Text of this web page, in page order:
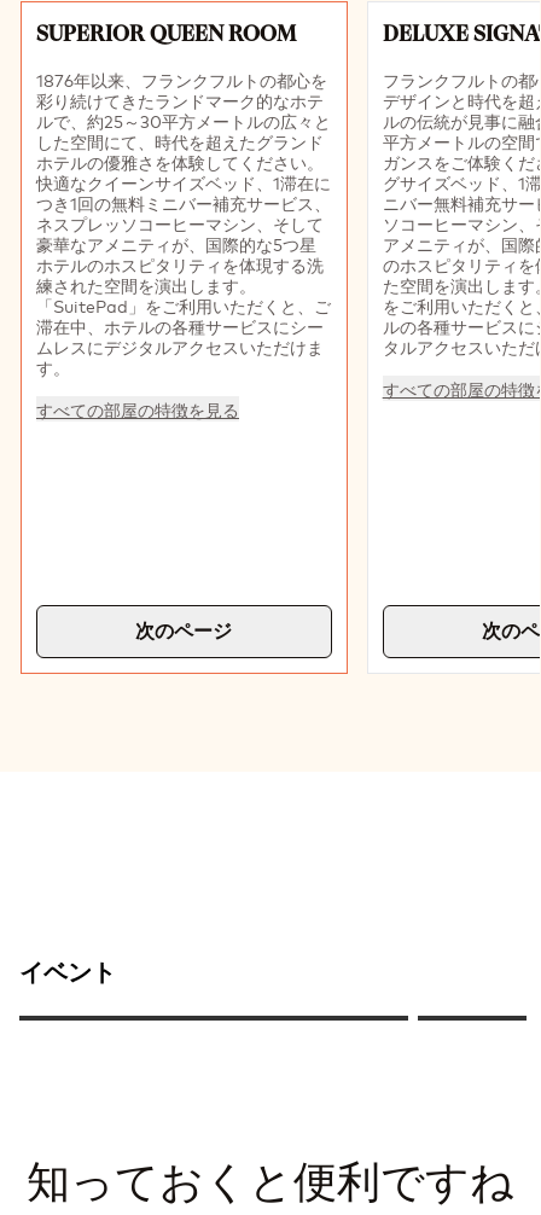
SUPERIOR QUEEN ROOM
1876年以来、フランクフルトの都心を
彩り続けてきたランドマーク的なホテ
ルで、約25～30平方メートルの広々と
した空間にて、時代を超えたグランド
ホテルの優雅さを体験してください。
快適なクイーンサイズベッド、1滞在に
つき1回の無料ミニバー補充サービス、
ネスプレッソコーヒーマシン、そして
豪華なアメニティが、国際的な5つ星
ホテルのホスピタリティを体現する洗
練された空間を演出します。
「SuitePad」をご利用いただくと、ご
滞在中、ホテルの各種サービスにシー
ムレスにデジタルアクセスいただけま
す。
すべての部屋の特徴を見る
次のページ
DELUXE
フランクフルトの
デザインと時代を
ルの伝統が見事に
平方メートルの空
ガンスをご体験く
グサイズベッド、1
ニバー無料補充サ
ソコーヒーマシン
アメニティが、国
のホスピタリティ
た空間を演出しま
をご利用いただく
ルの各種サービス
タルアクセスいただ
すべての部屋の特徴
次の
イベント
ーティー
2023/12/30
知っておくと便利ですね